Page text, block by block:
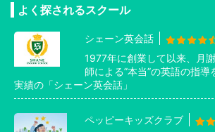
よく探されるスクール
シェーン英会話
1977年に創業して以来、月
師による”本当”の英語の指導
実績の「シェーン英会話」
ペッピーキッズクラブ